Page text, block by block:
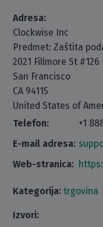
Adresa:
Clockwise Inc
Predmet: Zaštita
2021 Fillmore St #126
San Francisco
CA 94115
United States of
Telefon:
+1
E-mail adresa:
Web-stranica:
Kategorija: trgovina
Izvori: